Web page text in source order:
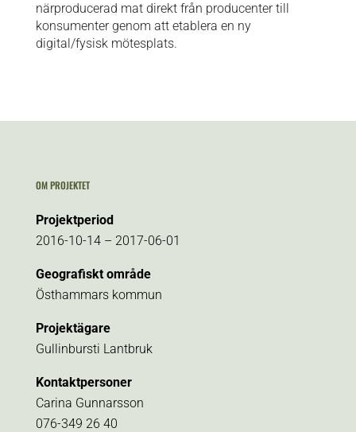
närproducerad mat direkt från producenter till
konsumenter genom att etablera en ny
digital/fysisk mötesplats.
OM PROJEKTET
Projektperiod
2016-10-14 – 2017-06-01
Geografiskt område
Östhammars kommun
Projektägare
Gullinbursti Lantbruk
Kontaktpersoner
Carina Gunnarsson
076-349 26 40